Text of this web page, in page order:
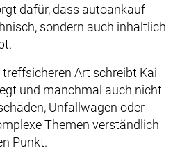
dafür, dass autoankauf-
sondern auch inhaltlich
Art schreibt Kai
und manchmal auch nicht
Unfallwagen oder
Themen verständlich
Punkt.